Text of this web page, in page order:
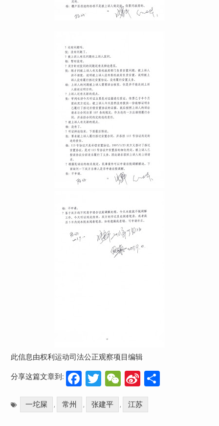
此信息由权利运动司法公正观察项目编辑
分享这篇文章到: Facebook
Twitter
WeChat
Sina
Weibo
分
一坨屎 , 常州 , 张建平 , 江苏